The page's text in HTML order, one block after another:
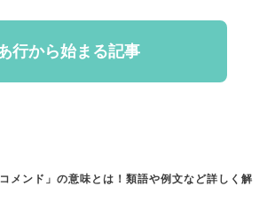
行から始まる記事
コメンド」の意味とは！類語や例文など詳しく解